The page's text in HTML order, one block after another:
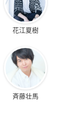
花江夏樹
斉藤壮馬